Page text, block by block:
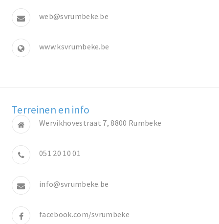
web@svrumbeke.be
www.ksvrumbeke.be
Terreinen en info
Wervikhovestraat 7, 8800 Rumbeke
051 20 10 01
info@svrumbeke.be
facebook.com/svrumbeke